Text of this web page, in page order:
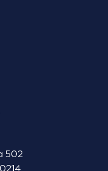
502